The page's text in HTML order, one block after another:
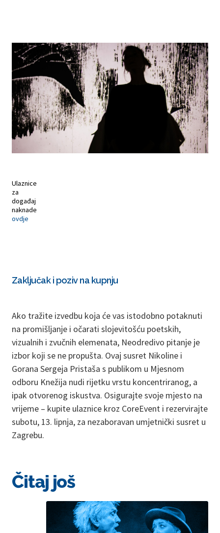
Ulaznice
za
događaj
naknade
ovdje
Zaključak i poziv na kupnju
Ako tražite izvedbu koja će vas istodobno potaknuti
na promišljanje i očarati slojevitošću poetskih,
vizualnih i zvučnih elemenata, Neodredivo pitanje je
izbor koji se ne propušta. Ovaj susret Nikoline i
Gorana Sergeja Pristaša s publikom u Mjesnom
odboru Knežija nudi rijetku vrstu koncentriranog, a
ipak otvorenog iskustva. Osigurajte svoje mjesto na
vrijeme – kupite ulaznice kroz CoreEvent i rezervirajte
subotu, 13. lipnja, za nezaboravan umjetnički susret u
Zagrebu.
Čitaj još